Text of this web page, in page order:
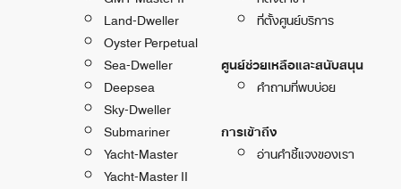
Land-Dweller
Oyster Perpetual
Sea-Dweller
Deepsea
Sky-Dweller
Submariner
Yacht-Master
Yacht-Master II
ที่ตั้งศูนย์บริการ
ศูนย์ช่วยเหลือและสนับสนุน
คำถามที่พบบ่อย
การเข้าถึง
อ่านคำชี้แจงของเรา